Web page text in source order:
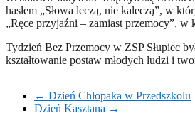
hasłem „Słowa leczą, nie kaleczą”, w
„Ręce przyjaźni – zamiast przemocy”, w
Tydzień Bez Przemocy w ZSP Słupiec
kształtowanie postaw młodych ludzi i
← Dzień Chłopaka w Przedszkolu
Dzień Kasztana →